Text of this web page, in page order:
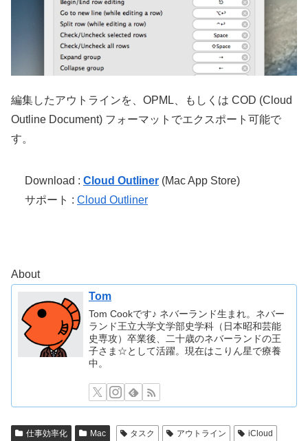
編集したアウトラインを、OPML、もしくは COD (Cloud
Outline Document) フォーマットでエクスポート可能で
す。
Download : Cloud Outliner (Mac App Store)
サポート : Cloud Outliner
About
Tom
Tom Cookです♪ ネバーランド生まれ。ネバー
ランド王立大学文学部史学科（日本昭和芸能
史専攻）卒業後、二十歳のネバーランドの王
子さま☆として活躍。現在はこりん星で療養
中。
仕事効率化 Mac タスク アウトライン iCloud